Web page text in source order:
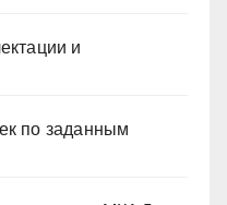
и
по заданным